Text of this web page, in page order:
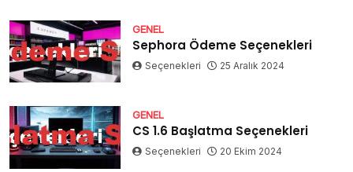
GENEL
Sephora Ödeme Seçenekleri
Seçenekleri 25 Aralık 2024
GENEL
CS 1.6 Başlatma Seçenekleri
Seçenekleri 20 Ekim 2024